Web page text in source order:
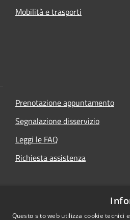
Mobilità e trasporti
Prenotazione appuntamento
Segnalazione disservizio
Leggi le FAQ
Richiesta assistenza
Questo sito web utilizza cookie tecnici